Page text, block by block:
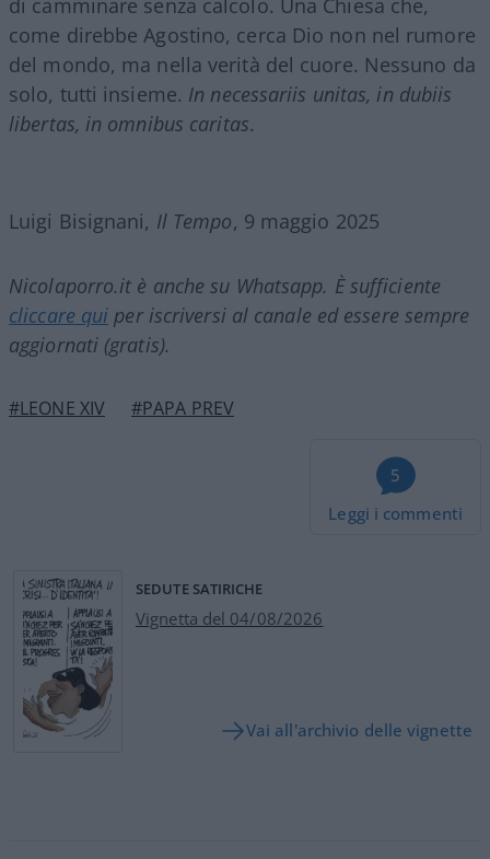
come direbbe Agostino, cerca Dio non nel rumore
del mondo, ma nella verità del cuore. Nessuno da
solo, tutti insieme. In necessariis unitas, in dubiis
libertas, in omnibus caritas.
Luigi Bisignani, Il Tempo, 9 maggio 2025
Nicolaporro.it è anche su Whatsapp. È sufficiente
cliccare qui per iscriversi al canale ed essere sempre
aggiornati (gratis).
#LEONE XIV #PAPA PREV
5
Leggi i commenti
SEDUTE SATIRICHE
Vignetta del 04/08/2026
Vai all'archivio delle vignette